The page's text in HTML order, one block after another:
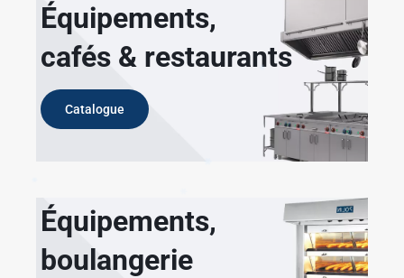
Équipements,
cafés & restaurants
Catalogue
Équipements,
boulangerie